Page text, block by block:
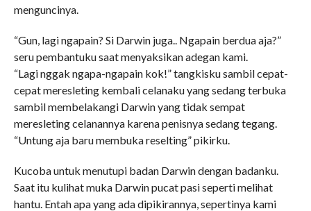
menguncinya.
“Gun, lagi ngapain? Si Darwin juga.. Ngapain berdua aja?”
seru pembantuku saat menyaksikan adegan kami.
“Lagi nggak ngapa-ngapain kok!” tangkisku sambil cepat-
cepat meresleting kembali celanaku yang sedang terbuka
sambil membelakangi Darwin yang tidak sempat
meresleting celanannya karena penisnya sedang tegang.
“Untung aja baru membuka reselting” pikirku.
Kucoba untuk menutupi badan Darwin dengan badanku.
Saat itu kulihat muka Darwin pucat pasi seperti melihat
hantu. Entah apa yang ada dipikirannya, sepertinya kami